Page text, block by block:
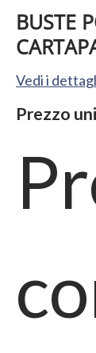
BUSTE
Vedi i
Prezzo